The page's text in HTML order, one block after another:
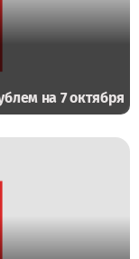
на 7 октября